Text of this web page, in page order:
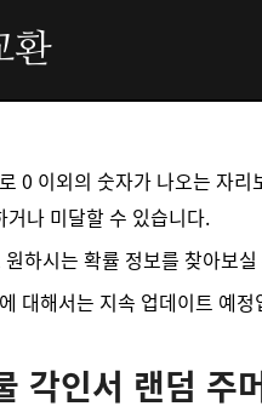
환
0 이외의 숫자가 나오는 자
나 미달할 수 있습니다.
하시는 확률 정보를 찾아보
대해서는 지속 업데이트 예
각인서 랜덤 주